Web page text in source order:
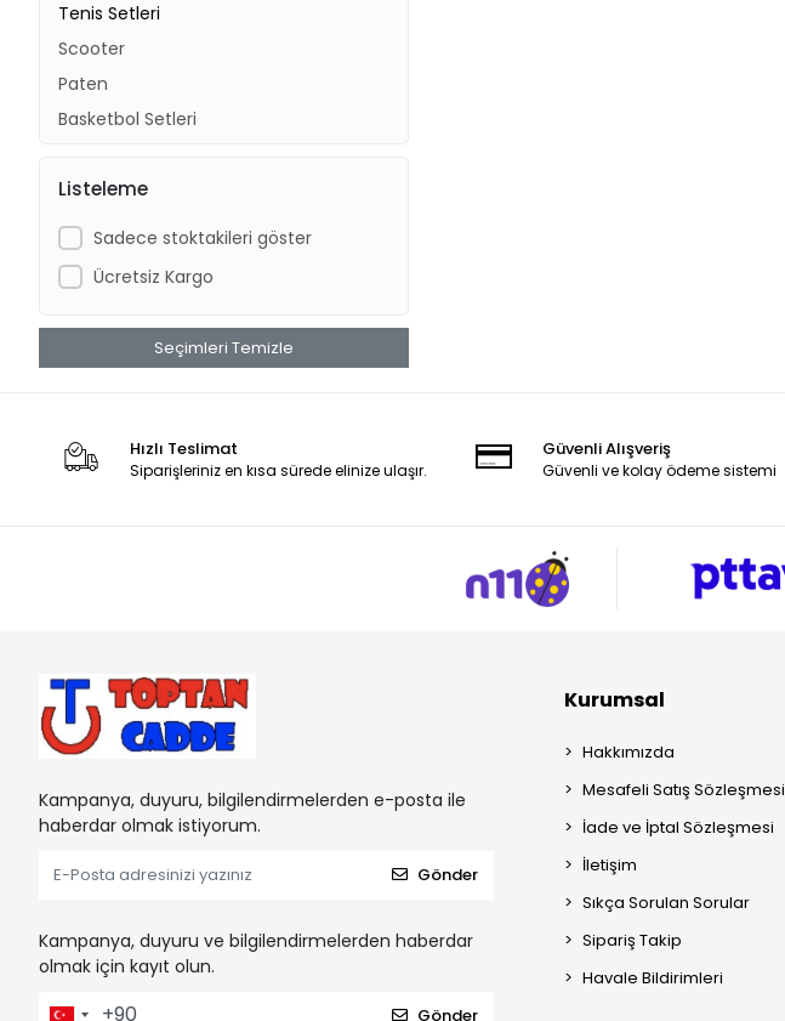
Tenis Setleri
Scooter
Paten
Basketbol Setleri
Kaykay
Hoverboard Futbol Oyunları
Futbol Setleri
Boks Setleri
Bisiklet
Bilardo Oyunları
Listeleme
Sadece stoktakileri göster
Ücretsiz Kargo
Seçimleri Temizle
Hızlı Teslimat
Siparişleriniz en kısa sürede elinize ulaşır.
Güvenli Alışveriş
Güvenli ve kolay ödeme sistemi
Kampanya, duyuru, bilgilendirmelerden e-posta ile
haberdar olmak istiyorum.
Gönder
Kampanya, duyuru ve bilgilendirmelerden haberdar
olmak için kayıt olun.
Gönder
Kurumsal
Hakkımızda
Mesafeli Satış Sözleşmesi
İade ve İptal Sözleşmesi
İletişim
Sıkça Sorulan Sorular
Sipariş Takip
Havale Bildirimleri